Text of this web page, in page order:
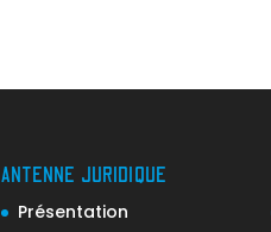
ANTENNE JURIDIQUE
Présentation